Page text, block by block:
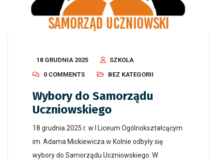
18 GRUDNIA 2025
SZKOLA
0 COMMENTS
BEZ KATEGORII
Wybory do Samorządu
Uczniowskiego
18 grudnia 2025 r. w I Liceum Ogólnokształcącym
im. Adama Mickiewicza w Kolnie odbyły się
wybory do Samorządu Uczniowskiego. W